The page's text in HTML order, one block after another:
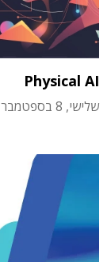
Physical AI
שלישי, 8 בספטמבר 2026